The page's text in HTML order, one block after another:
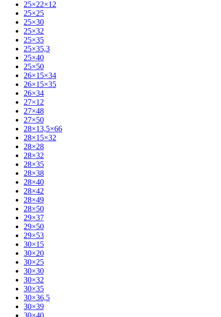
25×22×12
25×25
25×30
25×32
25×35
25×35,3
25×40
25×50
26×15×34
26×15×35
26×34
27×12
27×48
27×50
28×13,5×66
28×15×32
28×28
28×32
28×35
28×38
28×40
28×42
28×49
28×50
29×37
29×50
29×53
30×15
30×20
30×25
30×30
30×32
30×35
30×36,5
30×39
30×40